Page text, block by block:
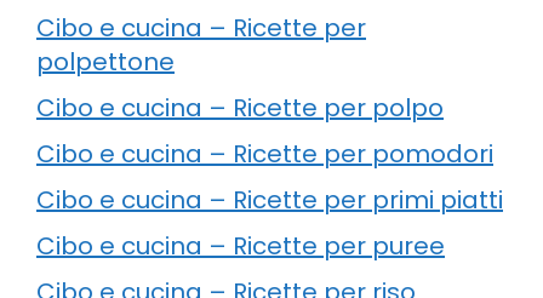
Cibo e cucina – Ricette per
polpettone
Cibo e cucina – Ricette per polpo
Cibo e cucina – Ricette per pomodori
Cibo e cucina – Ricette per primi piatti
Cibo e cucina – Ricette per puree